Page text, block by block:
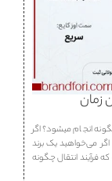
زمان
انجام میشود؟ اگر
می‌خواهید یک برند
فرآیند انتقال چگونه